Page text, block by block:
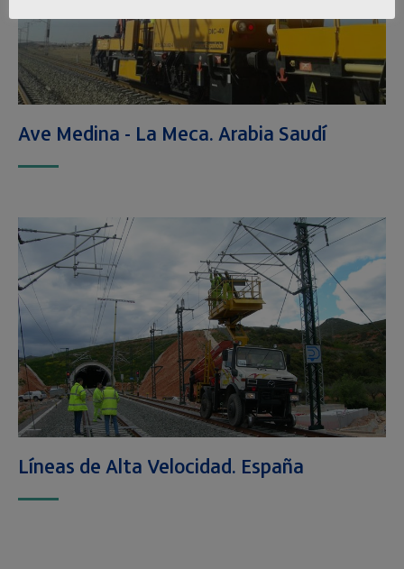
Ave Medina - La Meca. Arabia Saudí
Líneas de Alta Velocidad. España